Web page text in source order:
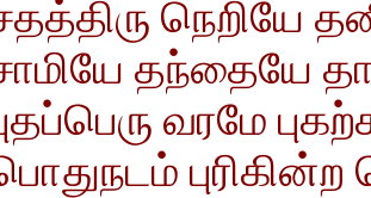
நெறியே
தந்தையே
வரமே